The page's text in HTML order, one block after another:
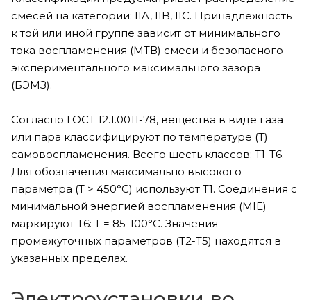
смесей на категории: IIA, IIB, IIC. Принадлежность
к той или иной группе зависит от минимального
тока воспламенения (МТВ) смеси и безопасного
экспериментального максимального зазора
(БЭМЗ).
Согласно ГОСТ 12.1.0011-78, вещества в виде газа
или пара классифицируют по температуре (Т)
самовоспламенения. Всего шесть классов: Т1-Т6.
Для обозначения максимально высокого
параметра (Т > 450°С) используют Т1. Соединения с
минимальной энергией воспламенения (MIE)
маркируют Т6: Т = 85-100°С. Значения
промежуточных параметров (Т2-Т5) находятся в
указанных пределах.